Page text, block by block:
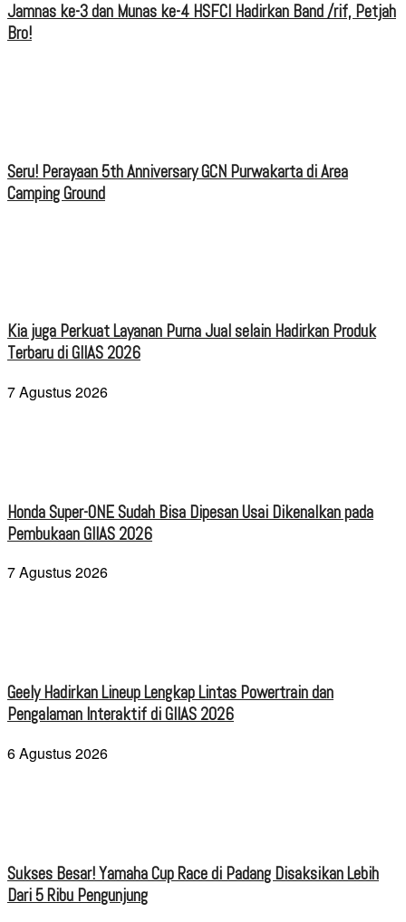
Jamnas ke-3 dan Munas ke-4 HSFCI Hadirkan Band /rif, Petjah
Bro!
Seru! Perayaan 5th Anniversary GCN Purwakarta di Area
Camping Ground
Kia juga Perkuat Layanan Purna Jual selain Hadirkan Produk
Terbaru di GIIAS 2026
7 Agustus 2026
Honda Super-ONE Sudah Bisa Dipesan Usai Dikenalkan pada
Pembukaan GIIAS 2026
7 Agustus 2026
Geely Hadirkan Lineup Lengkap Lintas Powertrain dan
Pengalaman Interaktif di GIIAS 2026
6 Agustus 2026
Sukses Besar! Yamaha Cup Race di Padang Disaksikan Lebih
Dari 5 Ribu Pengunjung